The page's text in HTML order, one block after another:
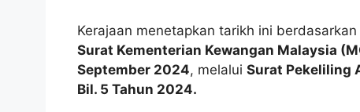
Kerajaan menetapkan tarikh ini berdasarkan
Surat Kementerian Kewangan Malaysia
September 2024, melalui Surat Pekeliling
Bil. 5 Tahun 2024.